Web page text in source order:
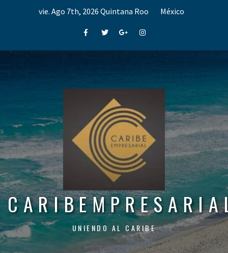
vie. Ago 7th, 2026 Quintana Roo México
FacebookTwitterGoogle+Instagram
UNIENDO AL CARIBE